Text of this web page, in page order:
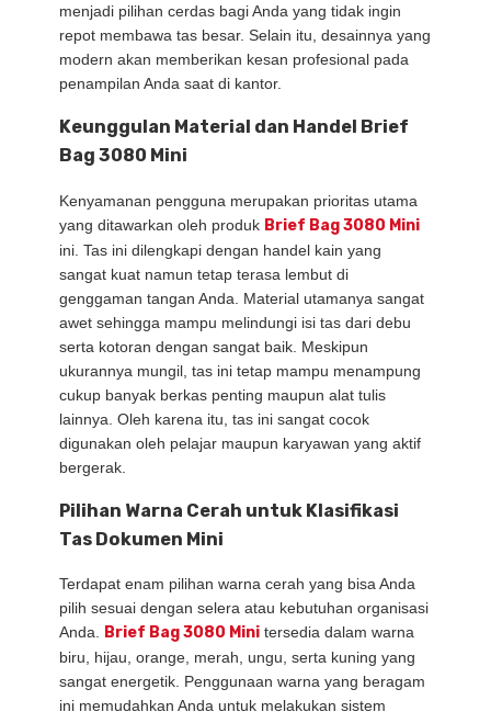
menjadi pilihan cerdas bagi Anda yang tidak ingin
repot membawa tas besar. Selain itu, desainnya yang
modern akan memberikan kesan profesional pada
penampilan Anda saat di kantor.
Keunggulan Material dan Handel Brief
Bag 3080 Mini
Kenyamanan pengguna merupakan prioritas utama
yang ditawarkan oleh produk Brief Bag 3080 Mini
ini. Tas ini dilengkapi dengan handel kain yang
sangat kuat namun tetap terasa lembut di
genggaman tangan Anda. Material utamanya sangat
awet sehingga mampu melindungi isi tas dari debu
serta kotoran dengan sangat baik. Meskipun
ukurannya mungil, tas ini tetap mampu menampung
cukup banyak berkas penting maupun alat tulis
lainnya. Oleh karena itu, tas ini sangat cocok
digunakan oleh pelajar maupun karyawan yang aktif
bergerak.
Pilihan Warna Cerah untuk Klasifikasi
Tas Dokumen Mini
Terdapat enam pilihan warna cerah yang bisa Anda
pilih sesuai dengan selera atau kebutuhan organisasi
Anda. Brief Bag 3080 Mini tersedia dalam warna
biru, hijau, orange, merah, ungu, serta kuning yang
sangat energetik. Penggunaan warna yang beragam
ini memudahkan Anda untuk melakukan sistem